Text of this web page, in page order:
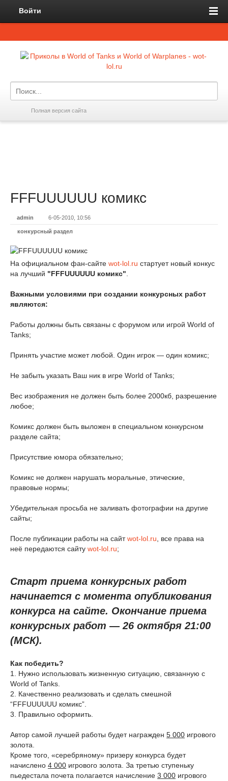
Войти
Полная версия сайта
FFFUUUUUU комикс
admin 6-05-2010, 10:56
конкурсный раздел
На официальном фан-сайте wot-lol.ru стартует новый конкус
на лучший "FFFUUUUUU комикс"
Важными условиями при создании конкурсных работ
являются:
Работы должны быть связаны с форумом или игрой World of
Tanks;
Принять участие может любой. Один игрок — один комикс;
Не забыть указать Ваш ник в игре World of Tanks;
Вес изображения не должен быть более 2000кб, разрешение
любое;
Комикс должен быть выложен в специальном конкурсном
разделе сайта;
Присутствие юмора обязательно;
Комикс не должен нарушать моральные, этические,
правовые нормы;
Убедительная просьба не заливать фотографии на другие
сайты;
После публикации работы на сайтwot-lol.ru , все права на
неё передаются сайту wot-lol.ru;
Старт приема конкурсных работ
начинается с момента опубликования
конкурса на сайте. Окончание приема
конкурсных работ — 26 октября 21:00
(МСК).
Как победить?
1. Нужно использовать жизненную ситуацию, связанную с
World of Tanks.
2. Качественно реализовать и сделать смешной
“FFFUUUUUU комикс”.
3. Правильно оформить.
Автор самой лучшей работы будет награжден 5 000 игрового
золота.
Кроме того, «серебряному» призеру конкурса будет
начислено 4 000 игрового золота. За третью ступеньку
пьедестала почета полагается начисление 3 000 игрового